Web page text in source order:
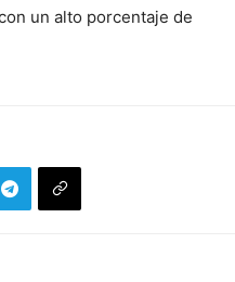
un alto porcentaje de